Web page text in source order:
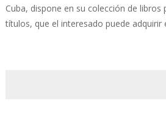
Cuba, dispone en su colección de libros
títulos, que el interesado puede adquirir